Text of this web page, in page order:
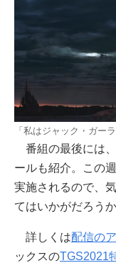
「私はジャック・ガー
番組の最後には、
ールも紹介。この
実施されるので、
てはいかがだろうか
詳しくは配信の
ックスのTGS2021